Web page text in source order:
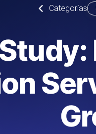
de IA.
escribimos los scripts
el informe.
Categorías